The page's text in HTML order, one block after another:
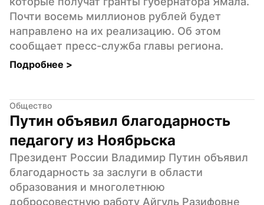
Почти восемь миллионов рублей будет
направлено на их реализацию. Об этом
сообщает пресс-служба главы региона.
Подробнее >
Общество
Путин объявил благодарность
педагогу из Ноябрьска
Президент России Владимир Путин объявил
благодарность за заслуги в области
образования и многолетнюю
добросовестную работу Айгуль Разифовне